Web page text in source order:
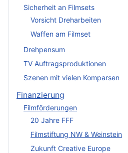
Sicherheit an Filmsets
Vorsicht Dreharbeiten
Waffen am Filmset
Drehpensum
TV Auftragsproduktionen
Szenen mit vielen Komparsen
Finanzierung
Filmförderungen
20 Jahre FFF
Filmstiftung NW & Weinstein
Zukunft Creative Europe